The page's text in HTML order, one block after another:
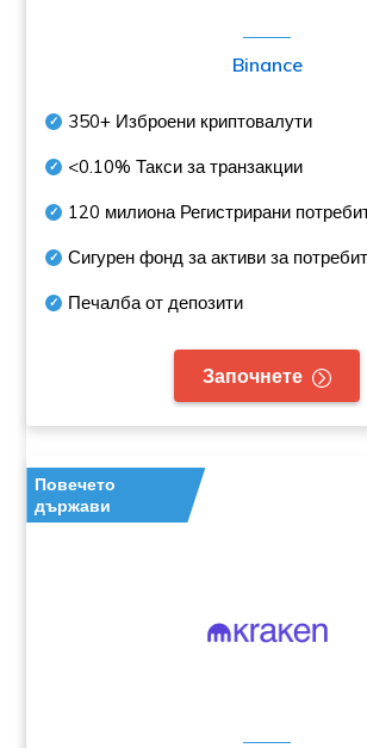
Binance
350+ Изброени криптовалути
<0.10% Такси за транзакции
120 милионаРегистрирани
Сигурен фонд за активи за
Печалба от депозити
Започнете
Повечето
държави